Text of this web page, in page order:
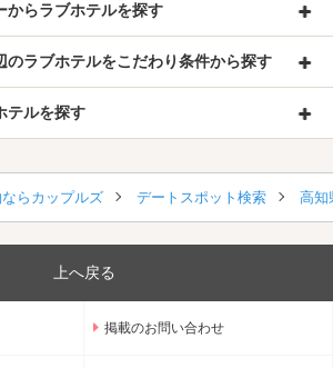
からラブホテルを探す
のラブホテルをこだわり条件から探す
テルを探す
らカップルズ デートスポット検索 高知
上へ戻る
掲載のお問い合わせ